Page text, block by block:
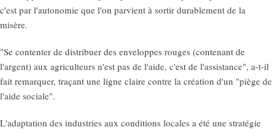
c'est par l'autonomie que l'on parvient à sortir durablement de la
misère.
"Se contenter de distribuer des enveloppes rouges (contenant de
l'argent) aux agriculteurs n'est pas de l'aide, c'est de l'assistance", a-t-il
fait remarquer, traçant une ligne claire contre la création d'un "piège de
l'aide sociale".
L'adaptation des industries aux conditions locales a été une stratégie